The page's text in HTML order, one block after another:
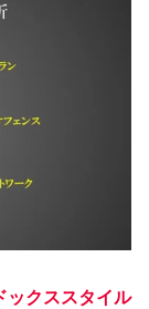
ックススタイル